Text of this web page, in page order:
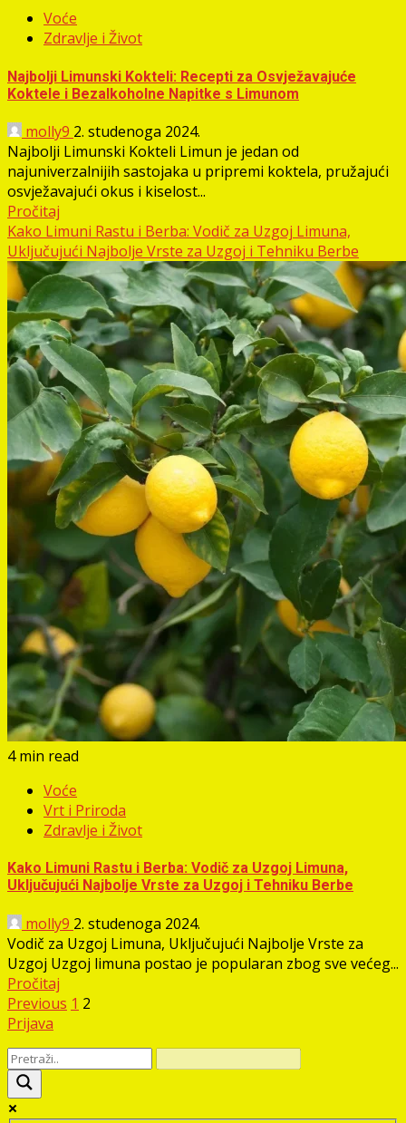
Voće
Zdravlje i Život
Najbolji Limunski Kokteli: Recepti za Osvježavajuće
Koktele i Bezalkoholne Napitke s Limunom
molly9 2. studenoga 2024.
Najbolji Limunski Kokteli Limun je jedan od
najuniverzalnijih sastojaka u pripremi koktela, pružajući
osvježavajući okus i kiselost...
Pročitaj
Kako Limuni Rastu i Berba: Vodič za Uzgoj Limuna,
Uključujući Najbolje Vrste za Uzgoj i Tehniku Berbe
4 min read
Voće
Vrt i Priroda
Zdravlje i Život
Kako Limuni Rastu i Berba: Vodič za Uzgoj Limuna,
Uključujući Najbolje Vrste za Uzgoj i Tehniku Berbe
molly9 2. studenoga 2024.
Vodič za Uzgoj Limuna, Uključujući Najbolje Vrste za
Uzgoj Uzgoj limuna postao je popularan zbog sve većeg...
Pročitaj
Brojevi
stranica
objava
Previous 1 2
Prijava